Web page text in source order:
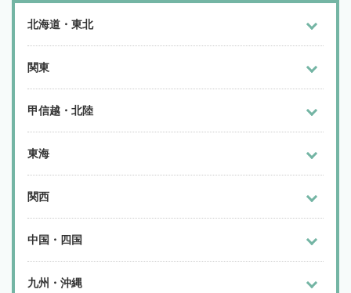
北海道・東北
関東
甲信越・北陸
東海
関西
中国・四国
九州・沖縄